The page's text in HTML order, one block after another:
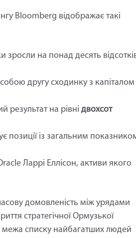
Bloomberg відображає такі
зросли на понад десять
другу сходинку з капіталом
результат на рівні двохсот
із загальним
Ларрі Еллісон, активи якого
домовленість між урядами
стратегічної Ормузької
межа списку найбагатших людей